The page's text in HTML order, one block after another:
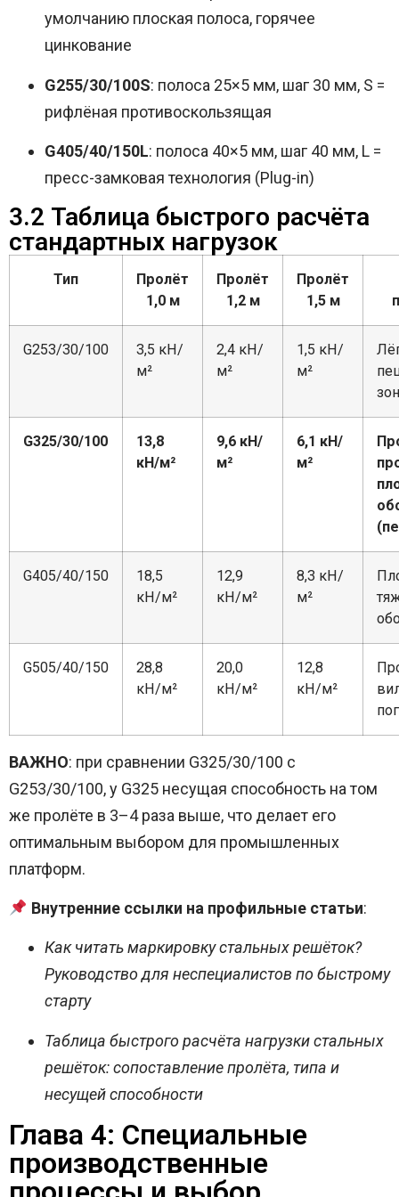
умолчанию плоская полоса, горячее
цинкование
G255/30/100S: полоса 25×5 мм, шаг 30 мм, S =
рифлёная противоскользящая
G405/40/150L: полоса 40×5 мм, шаг 40 мм, L =
пресс-замковая технология (Plug-in)
3.2 Таблица быстрого расчёта
стандартных нагрузок
Тип
Пролёт
1,0 м
Пролёт
1,2 м
Пролёт
1,5 м
G253/30/100
3,5 кН/
м²
2,4 кН/
м²
1,5 кН/
м²
G325/30/100
13,8
кН/м²
9,6 кН/
м²
6,1 кН/
м²
G405/40/150
18,5
кН/м²
12,9
кН/м²
8,3 кН/
м²
G505/40/150
28,8
кН/м²
20,0
кН/м²
12,8
кН/м²
ВАЖНО: при сравнении G325/30/100 с
G253/30/100, у G325 несущая способность на том
же пролёте в 3–4 раза выше, что делает его
оптимальным выбором для промышленных
платформ.
Внутренние ссылки на профильные статьи:
Как читать маркировку стальных решёток?
Руководство для неспециалистов по быстрому
старту
Таблица быстрого расчёта нагрузки стальных
решёток: сопоставление пролёта, типа и
несущей способности
Глава 4: Специальные
производственные